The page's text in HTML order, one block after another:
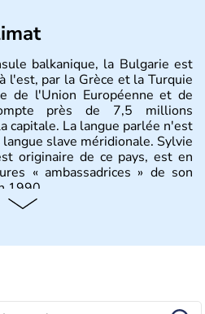
balkanique, la Bulgarie est
l'est, par la Grèce et la Turquie
de l'Union Européenne et de
près de 7,5 millions
capitale. La langue parlée n'est
slave méridionale. Sylvie
originaire de ce pays, est en
« ambassadrices » de son
1990.
balkanique, laBulgarieest
par la Grèce et la Turquie
Moyen-Âge, c’est aujourd’hui
démocratique. La principale